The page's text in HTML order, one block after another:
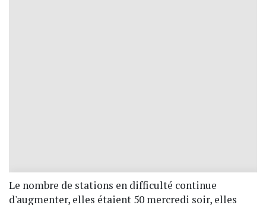
Le nombre de stations en difficulté continue
d'augmenter, elles étaient 50 mercredi soir, elles